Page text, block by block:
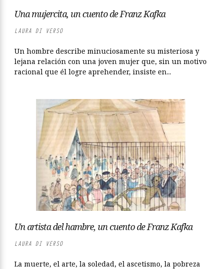
Una mujercita, un cuento de Franz Kafka
LAURA DI VERSO
Un hombre describe minuciosamente su misteriosa y
lejana relación con una joven mujer que, sin un motivo
racional que él logre aprehender, insiste en...
Un artista del hambre, un cuento de Franz Kafka
LAURA DI VERSO
La muerte, el arte, la soledad, el ascetismo, la pobreza